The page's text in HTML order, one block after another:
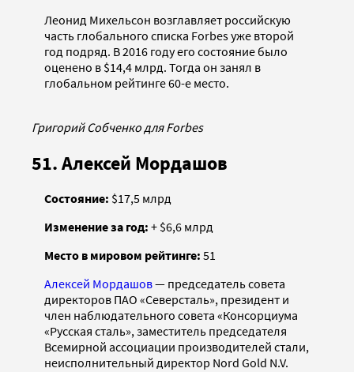
Леонид Михельсон возглавляет российскую
часть глобального списка Forbes уже второй
год подряд. В 2016 году его состояние было
оценено в $14,4 млрд. Тогда он занял в
глобальном рейтинге 60-е место.
Григорий Собченко для Forbes
51. Алексей Мордашов
Cостояние: $17,5 млрд
Изменение за год: + $6,6 млрд
Место в мировом рейтинге: 51
Алексей Мордашов— председатель совета
директоров ПАО «Северсталь», президент и
член наблюдательного совета «Консорциума
«Русская сталь», заместитель председателя
Всемирной ассоциации производителей стали,
неисполнительный директор Nord Gold N.V.